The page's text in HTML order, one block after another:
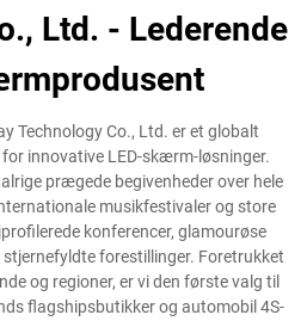
Ltd. - Lederende
Technology Co., Ltd. er et globalt
innovative LED-skærm-løsninger.
prægede begivenheder over hele
musikfestivaler og store
konferencer, glamourøse
forestillinger. Foretrukket
og regioner, er vi den første valg til
flagshipsbutikker og automobil 4S-